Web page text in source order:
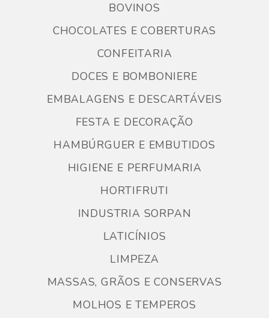
BOVINOS
CHOCOLATES E COBERTURAS
CONFEITARIA
DOCES E BOMBONIERE
EMBALAGENS E DESCARTÁVEIS
FESTA E DECORAÇÃO
HAMBÚRGUER E EMBUTIDOS
HIGIENE E PERFUMARIA
HORTIFRUTI
INDUSTRIA SORPAN
LATICÍNIOS
LIMPEZA
MASSAS, GRÃOS E CONSERVAS
MOLHOS E TEMPEROS